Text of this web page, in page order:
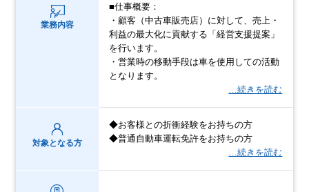
業務内容
■仕事概要：
・顧客（中古車販売店）に対して、売上・
利益の最大化に貢献する「経営支援提案」
を行います。
・営業時の移動手段は車を使用しての活動
となります。
…続きを読む
対象となる方
◆お客様との折衝経験をお持ちの方
◆普通自動車運転免許をお持ちの方
…続きを読む